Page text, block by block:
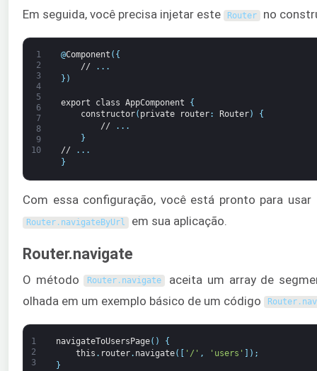
Em seguida, você precisa injetar este Router no
1
2
3
4
5
6
7
8
9
10
@Component ( {
//
. . .
} )
export class AppComponent
{
constructor( private router: Router)
{
//
. . .
}
//
. . .
}
Com essa configuração, você está pronto para
Router. navigateByUrl em sua aplicação.
Router.navigate
O método Router . navigate aceita um array de
olhada em um exemplo básico de um código
Router.
1
2
3
navigateToUsersPage( )
{
this . router. navigate( '/' , 'users' ) ;
}